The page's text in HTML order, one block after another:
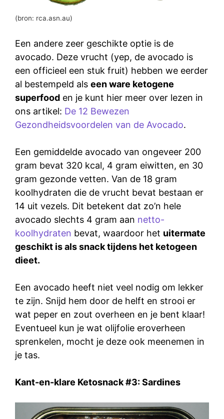
(bron: rca.asn.au)
Een andere zeer geschikte optie is de
avocado. Deze vrucht (yep, de avocado is
een officieel een stuk fruit) hebben we eerder
al bestempeld als een ware ketogene
superfood en je kunt hier meer over lezen in
ons artikel: De 12 Bewezen
Gezondheidsvoordelen van de Avocado.
Een gemiddelde avocado van ongeveer 200
gram bevat 320 kcal, 4 gram eiwitten, en 30
gram gezonde vetten. Van de 18 gram
koolhydraten die de vrucht bevat bestaan er
14 uit vezels. Dit betekent dat zo’n hele
avocado slechts 4 gram aan netto-
koolhydraten bevat, waardoor het uitermate
geschikt is als snack tijdens het ketogeen
dieet.
Een avocado heeft niet veel nodig om lekker
te zijn. Snijd hem door de helft en strooi er
wat peper en zout overheen en je bent klaar!
Eventueel kun je wat olijfolie eroverheen
sprenkelen, mocht je deze ook meenemen in
je tas.
Kant-en-klare Ketosnack #3: Sardines